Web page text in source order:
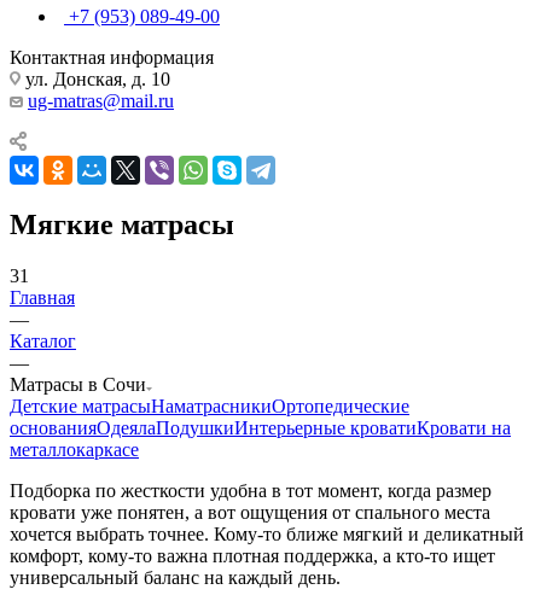
+7 (953) 089-49-00
Контактная информация
ул. Донская, д. 10
ug-matras@mail.ru
Мягкие матрасы
31
Главная
—
Каталог
—
Матрасы в Сочи
Детские матрасыНаматрасникиОртопедические
основанияОдеялаПодушкиИнтерьерные кроватиКровати на
металлокаркасе
Подборка по жесткости удобна в тот момент, когда размер
кровати уже понятен, а вот ощущения от спального места
хочется выбрать точнее. Кому-то ближе мягкий и деликатный
комфорт, кому-то важна плотная поддержка, а кто-то ищет
универсальный баланс на каждый день.